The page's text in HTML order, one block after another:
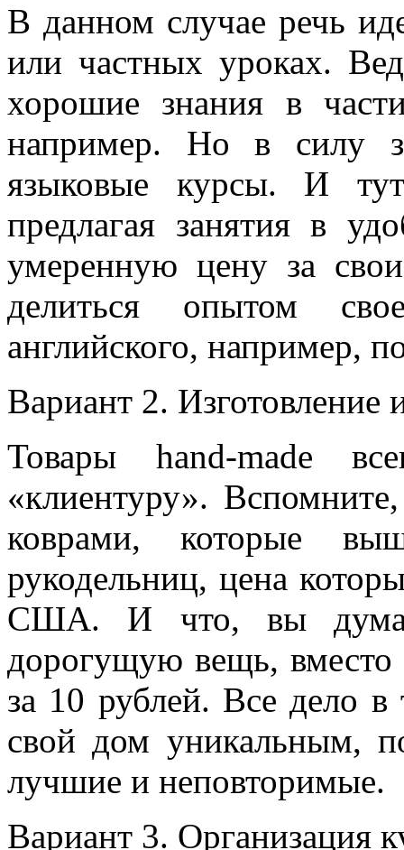
В данном случае речь
или частных уроках.
хорошие знания в
например. Но в силу
языковые курсы. И
предлагая занятия в
умеренную цену за
делиться опытом
английского, например,
Вариант 2. Изготовление
Товары hand-made
«клиентуру».
коврами, которые
рукодельниц, цена
США. И что, вы
дорогущую вещь, вместо
за 10 рублей. Все дело
свой дом уникальным,
лучшие и неповторимые.
Вариант 3. Организация